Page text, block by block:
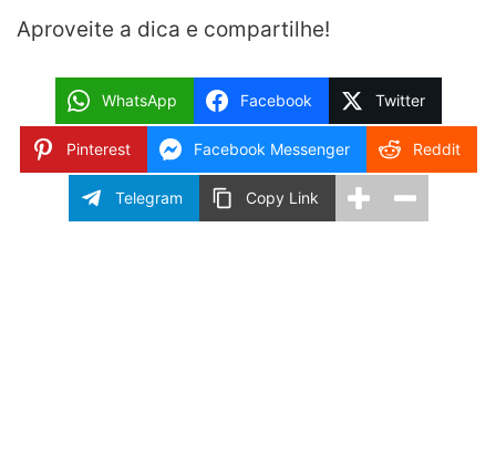
Aproveite a dica e compartilhe!
WhatsApp Facebook Twitter
Pinterest Facebook Messenger Reddit
Telegram Copy Link